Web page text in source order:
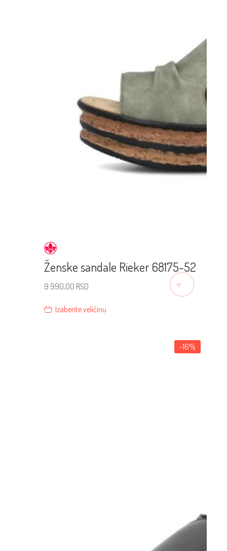
Ženske sandale Rieker 68175-52
9.990,00 RSD
Izaberite veličinu
-16%